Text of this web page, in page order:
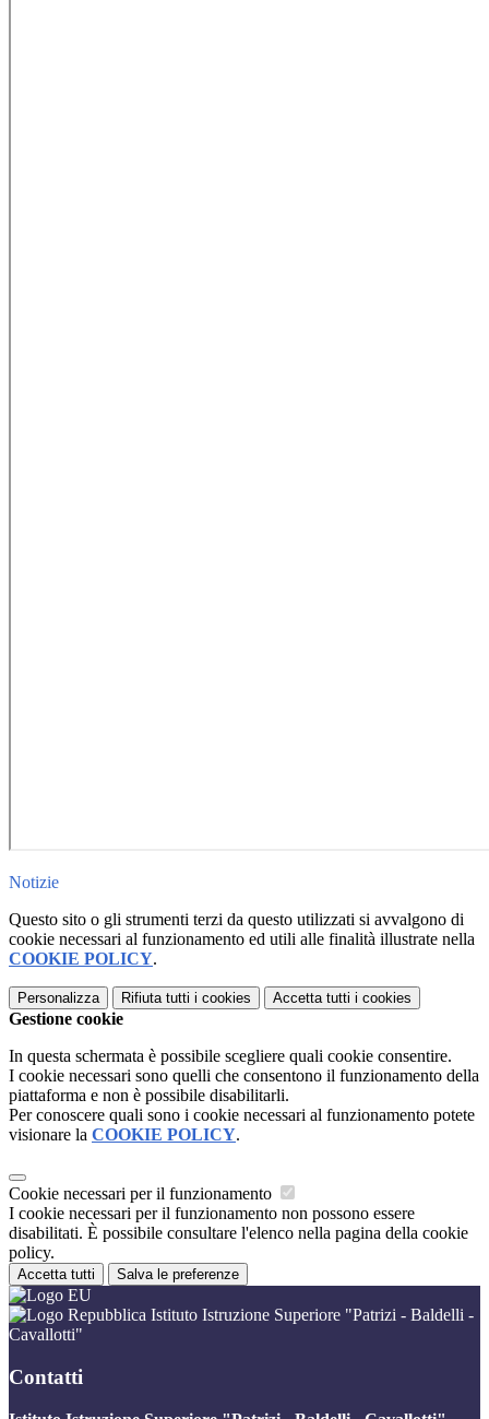
Notizie
Questo sito o gli strumenti terzi da questo utilizzati si avvalgono di
cookie necessari al funzionamento ed utili alle finalità illustrate nella
COOKIE POLICY.
Personalizza Rifiuta tutti i cookies Accetta tutti i cookies
Gestione cookie
In questa schermata è possibile scegliere quali cookie consentire.
I cookie necessari sono quelli che consentono il funzionamento della
piattaforma e non è possibile disabilitarli.
Per conoscere quali sono i cookie necessari al funzionamento potete
visionare la COOKIE POLICY.
Cookie necessari per il funzionamento
I cookie necessari per il funzionamento non possono essere
disabilitati. È possibile consultare l'elenco nella pagina della cookie
policy.
Accetta tutti Salva le preferenze
Istituto Istruzione Superiore "Patrizi - Baldelli -
Cavallotti"
Contatti